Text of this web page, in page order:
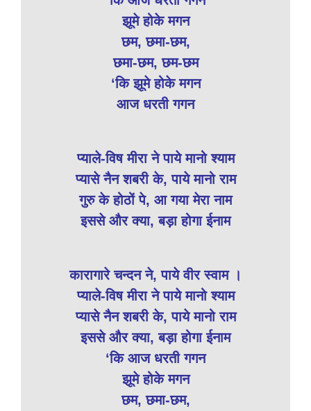
झूमे होके मगन
छम, छमा-छम,
छमा-छम, छम-छम
‘कि झूमे होके मगन
आज धरती गगन
प्याले-विष मीरा ने पाये मानो श्याम
प्यासे नैन शबरी के, पाये मानो राम
गुरु के होठों पे, आ गया मेरा नाम
इससे और क्या, बड़ा होगा ईनाम
कारागारे चन्दन ने, पाये वीर स्वाम ।
प्याले-विष मीरा ने पाये मानो श्याम
प्यासे नैन शबरी के, पाये मानो राम
इससे और क्या, बड़ा होगा ईनाम
‘कि आज धरती गगन
झूमे होके मगन
छम, छमा-छम,